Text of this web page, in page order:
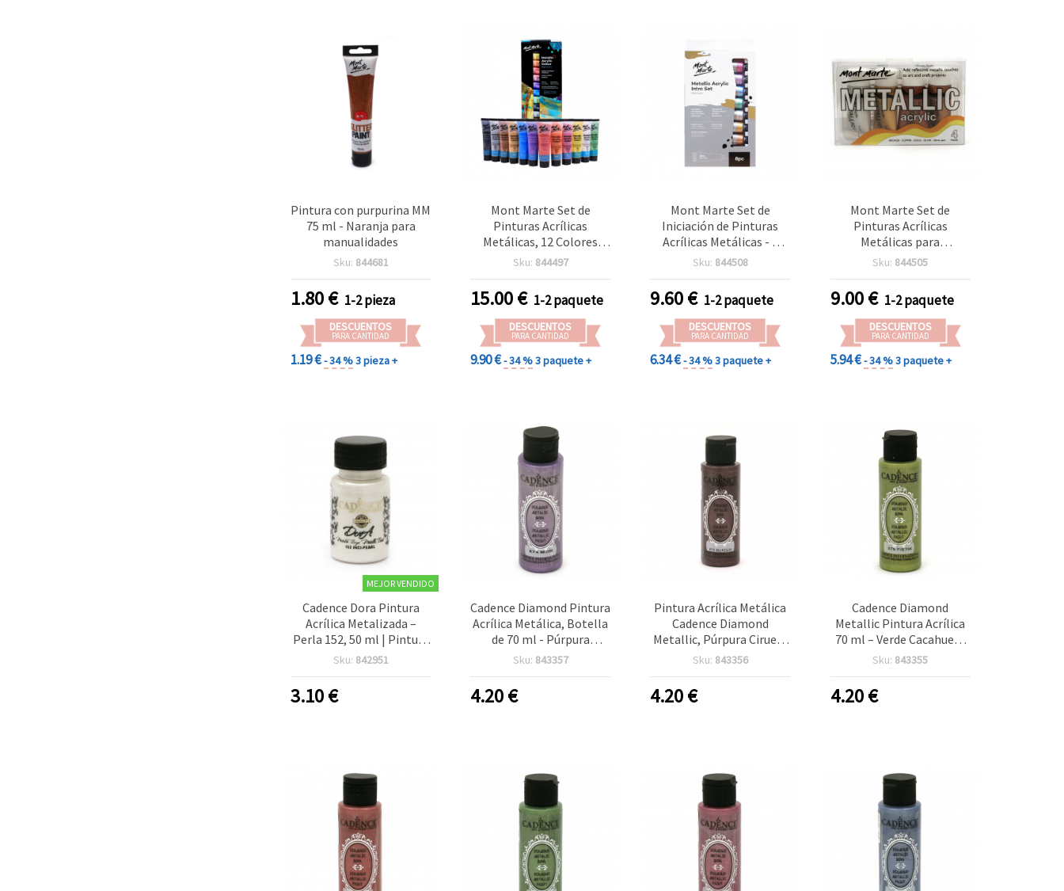
Pintura con purpurina MM
75 ml - Naranja para
manualidades
Sku: 844681
1.80€ 1-2 pieza
DESCUENTOS
PARA CANTIDAD
1.19 €- 34 %3 pieza +
Mont Marte Set de
Pinturas Acrílicas
Metálicas, 12 Colores
Metálicos Surtidos, 36 ml
Sku: 844497
15.00€ 1-2 paquete
DESCUENTOS
PARA CANTIDAD
9.90 €- 34 %3 paquete +
Mont Marte Set de
Iniciación de Pinturas
Acrílicas Metálicas - 8
Colores Surtidos x 18 ml
Sku: 844508
9.60€ 1-2 paquete
DESCUENTOS
PARA CANTIDAD
6.34 €- 34 %3 paquete +
Mont Marte Set de
Pinturas Acrílicas
Metálicas para
Manualidades, 4 Colores
Sku: 844505
9.00€ 1-2 paquete
DESCUENTOS
PARA CANTIDAD
5.94 €- 34 %3 paquete +
MEJOR VENDIDO
Cadence Dora Pintura
Acrílica Metalizada –
Perla 152, 50 ml | Pintura
Nacarada para Arte,
Pintura Decorativa
Sku: 842951
3.10€
Cadence Diamond Pintura
Acrílica Metálica, Botella
de 70 ml - Púrpura
Metálico Brillante 674,
Manualidades y Bricolaje
Sku: 843357
4.20€
Pintura Acrílica Metálica
Cadence Diamond
Metallic, Púrpura Ciruela
675, 70 ml –
para Manualidades
Sku: 843356
4.20€
Cadence Diamond
Metallic Pintura Acrílica
70 ml – Verde Cacahuete
679, acabado metálico
manualidades, decoración
DIY y proyectos creativos
Sku: 843355
4.20€